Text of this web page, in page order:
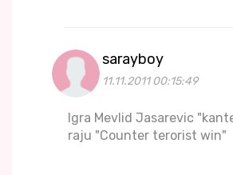
sarayboy
11.11.2011 00:15:49
Igra Mevlid Jasarevic
raju "Counter terorist win"